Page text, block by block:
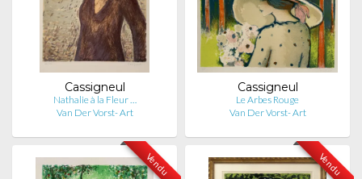
Cassigneul
Nathalie à la Fleur …
Van Der Vorst- Art
Cassigneul
Le Arbes Rouge
Van Der Vorst- Art
Vendu Vendu